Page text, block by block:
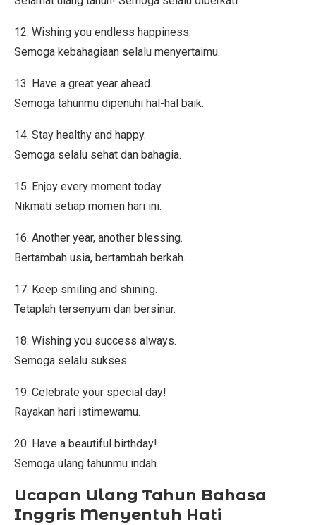
12. Wishing you endless happiness.
Semoga kebahagiaan selalu menyertaimu.
13. Have a great year ahead.
Semoga tahunmu dipenuhi hal-hal baik.
14. Stay healthy and happy.
Semoga selalu sehat dan bahagia.
15. Enjoy every moment today.
Nikmati setiap momen hari ini.
16. Another year, another blessing.
Bertambah usia, bertambah berkah.
17. Keep smiling and shining.
Tetaplah tersenyum dan bersinar.
18. Wishing you success always.
Semoga selalu sukses.
19. Celebrate your special day!
Rayakan hari istimewamu.
20. Have a beautiful birthday!
Semoga ulang tahunmu indah.
Ucapan Ulang Tahun Bahasa
Inggris Menyentuh Hati